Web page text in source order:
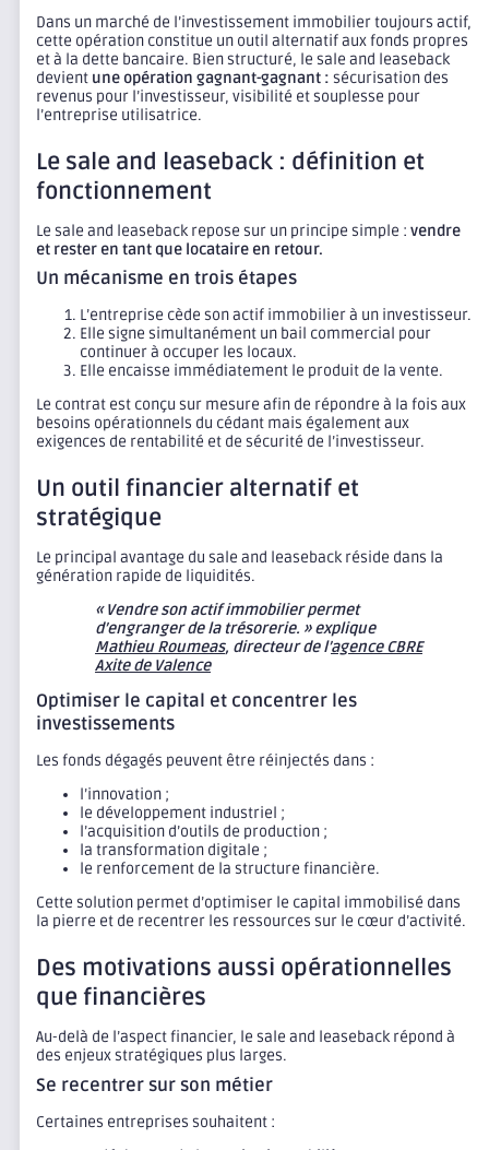
Dans un marché de l’investissement immobilier toujours actif,
cette opération constitue un outil alternatif aux fonds propres
et à la dette bancaire. Bien structuré, le sale and leaseback
devient une opération gagnant-gagnant : sécurisation des
revenus pour l’investisseur, visibilité et souplesse pour
l’entreprise utilisatrice.
Le sale and leaseback : définition et
fonctionnement
Le sale and leaseback repose sur un principe simple : vendre
et rester en tant que locataire en retour.
Un mécanisme en trois étapes
L’entreprise cède son actif immobilier à un investisseur.
Elle signe simultanément un bail commercial pour
continuer à occuper les locaux.
Elle encaisse immédiatement le produit de la vente.
Le contrat est conçu sur mesure afin de répondre à la fois aux
besoins opérationnels du cédant mais également aux
exigences de rentabilité et de sécurité de l’investisseur.
Un outil financier alternatif et
stratégique
Le principal avantage du sale and leaseback réside dans la
génération rapide de liquidités.
« Vendre son actif immobilier permet
d’engranger de la trésorerie. » explique
Mathieu Roumeas, directeur de l’agence CBRE
Axite de Valence
Optimiser le capital et concentrer les
investissements
Les fonds dégagés peuvent être réinjectés dans :
l’innovation ;
le développement industriel ;
l’acquisition d’outils de production ;
la transformation digitale ;
le renforcement de la structure financière.
Cette solution permet d’optimiser le capital immobilisé dans
la pierre et de recentrer les ressources sur le cœur d’activité.
Des motivations aussi opérationnelles
que financières
Au-delà de l’aspect financier, le sale and leaseback répond à
des enjeux stratégiques plus larges.
Se recentrer sur son métier
Certaines entreprises souhaitent :